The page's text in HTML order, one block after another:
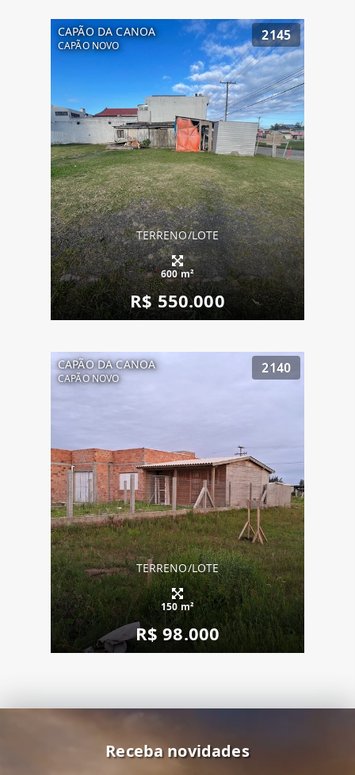
CAPÃO DA CANOA
CAPÃO NOVO
2145
TERRENO/LOTE
600 m²
R$ 550.000
CAPÃO DA CANOA
CAPÃO NOVO
2140
TERRENO/LOTE
150 m²
R$ 98.000
Receba novidades